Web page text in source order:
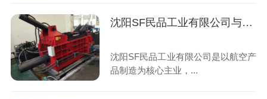
沈阳SF民品工业有限公司与恩派特定制金属屑压块机案例
沈阳SF民品工业有限公司是以航空产
品制造为核心主业，...